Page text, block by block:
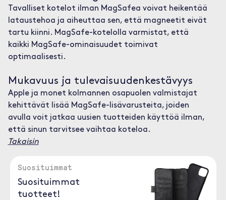
Tavalliset kotelot ilman MagSafea voivat heikentää
lataustehoa ja aiheuttaa sen, että magneetit eivät
tartu kiinni. MagSafe-kotelolla varmistat, että
kaikki MagSafe-ominaisuudet toimivat
optimaalisesti.
Mukavuus ja tulevaisuudenkestävyys
Apple ja monet kolmannen osapuolen valmistajat
kehittävät lisää MagSafe-lisävarusteita, joiden
avulla voit jatkaa uusien tuotteiden käyttöä ilman,
että sinun tarvitsee vaihtaa koteloa.
Takaisin
Suosituimmat
Suosituimmat
tuotteet!